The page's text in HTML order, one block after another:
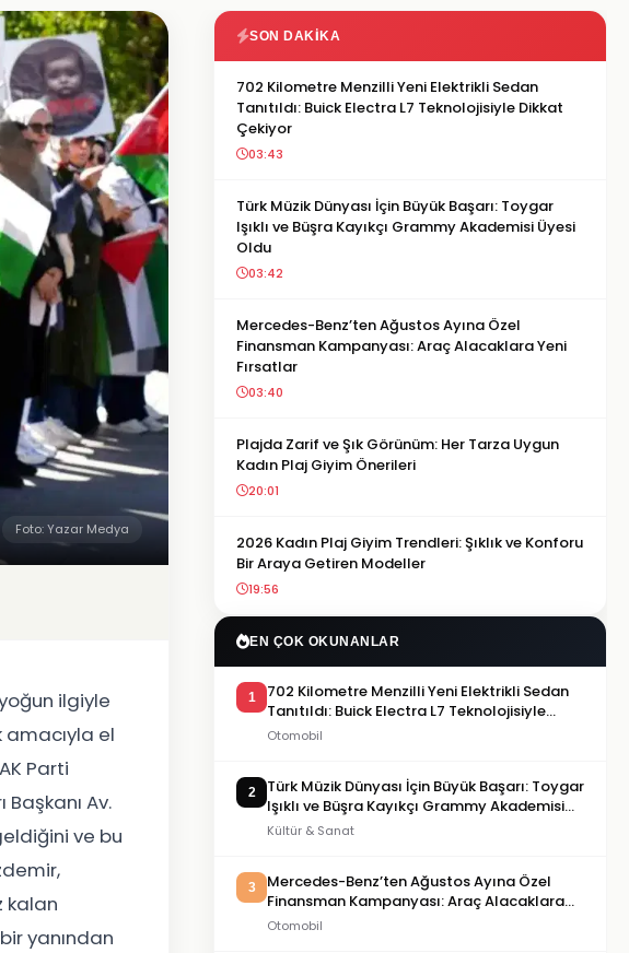
Foto: Yazar Medya
ilgiyle
el
Parti
Av.
ve bu
kalan
yanından
SON DAKIKA
702 Kilometre Menzilli Yeni Elektrikli Sedan
Tanıtıldı: Buick Electra L7 Teknolojisiyle Dikkat
Çekiyor
03:43
Türk Müzik Dünyası İçin Büyük Başarı: Toygar
Işıklı ve Büşra Kayıkçı Grammy Akademisi Üyesi
Oldu
03:42
Mercedes-Benz’ten Ağustos Ayına Özel
Finansman Kampanyası: Araç Alacaklara Yeni
Fırsatlar
03:40
Plajda Zarif ve Şık Görünüm: Her Tarza Uygun
Kadın Plaj Giyim Önerileri
20:01
2026 Kadın Plaj Giyim Trendleri: Şıklık ve Konforu
Bir Araya Getiren Modeller
19:56
EN ÇOK OKUNANLAR
1
702 Kilometre Menzilli Yeni Elektrikli Sedan
Tanıtıldı: Buick Electra L7 Teknolojisiyle
Dikkat Çekiyor
Otomobil
2
Türk Müzik Dünyası İçin Büyük Başarı: Toygar
Işıklı ve Büşra Kayıkçı Grammy Akademisi
Üyesi Oldu
Kültür & Sanat
3
Mercedes-Benz’ten Ağustos Ayına Özel
Finansman Kampanyası: Araç Alacaklara
Yeni Fırsatlar
Otomobil